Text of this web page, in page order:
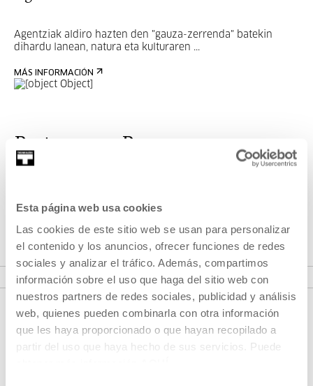
Esta página web usa cookies
Las cookies de este sitio web se usan para personalizar
el contenido y los anuncios, ofrecer funciones de redes
sociales y analizar el tráfico. Además, compartimos
información sobre el uso que haga del sitio web con
nuestros partners de redes sociales, publicidad y análisis
web, quienes pueden combinarla con otra información
que les haya proporcionado o que hayan recopilado a
partir del uso que haya hecho de sus servicios. Puede
Agentziak aldiro hazten den "gauza-zerrenda" batekin
dihardu lanean, natura eta kulturaren ...
MÁS INFORMACIÓN
Pertenece a Programa:
SOLASALDIAK
nuestra propia programación .
VER PROGRAMA